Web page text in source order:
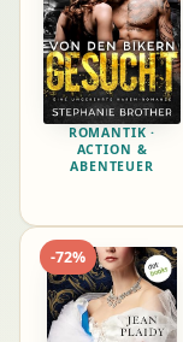
ROMANTIK ·
ACTION &
ABENTEUER
-72%